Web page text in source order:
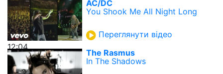
12:04
AC/DC
You Shook Me All Night Long
Переглянути відео
The Rasmus
In The Shadows